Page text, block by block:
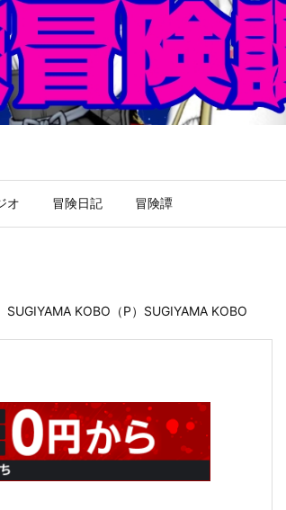
オ 冒険日記 冒険譚
KOBO（P）SUGIYAMA KOBO